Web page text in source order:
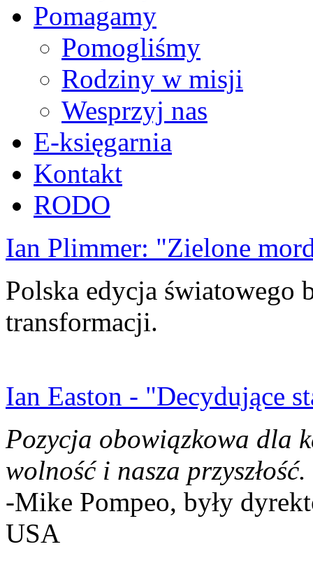
Pomagamy
Pomogliśmy
Rodziny w misji
Wesprzyj nas
E-księgarnia
Kontakt
RODO
Ian Plimmer: "Zielone
Polska edycja światowego
transformacji.
Ian Easton - "Decydujące
Pozycja obowiązkowa dla
wolność i nasza przyszłość.
-Mike Pompeo, były
USA